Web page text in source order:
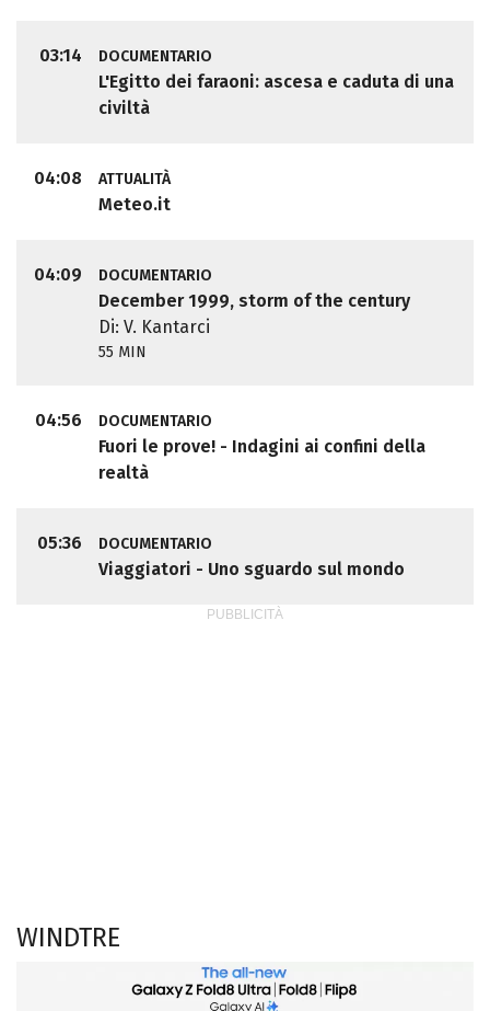
03:14 DOCUMENTARIO
L'Egitto dei faraoni: ascesa e caduta di una
civiltà
04:08 ATTUALITÀ
Meteo.it
04:09 DOCUMENTARIO
December 1999, storm of the century
Di: V. Kantarci
55 MIN
04:56 DOCUMENTARIO
Fuori le prove! - Indagini ai confini della
realtà
05:36 DOCUMENTARIO
Viaggiatori - Uno sguardo sul mondo
WINDTRE